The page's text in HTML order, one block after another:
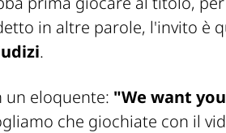
in altre parole, l'invito è
.
un eloquente: "We want
che giochiate con il